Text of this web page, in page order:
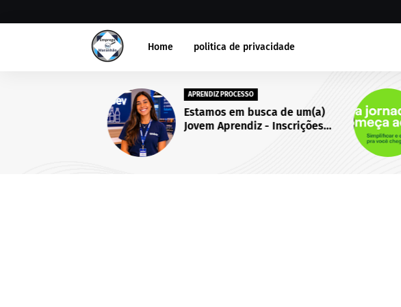
Home politica de privacidade
APRENDIZ PROCESSO
Estamos em busca de um(a)
Jovem Aprendiz - Inscrições
abertas até 25 de setembro de